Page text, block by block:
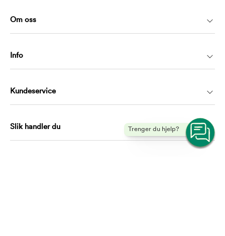
Trenger du hjelp?
Om oss
Info
Kundeservice
Slik handler du